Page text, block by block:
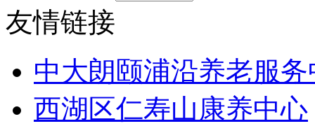
友情链接
中大朗颐浦沿养老服务
西湖区仁寿山康养中心